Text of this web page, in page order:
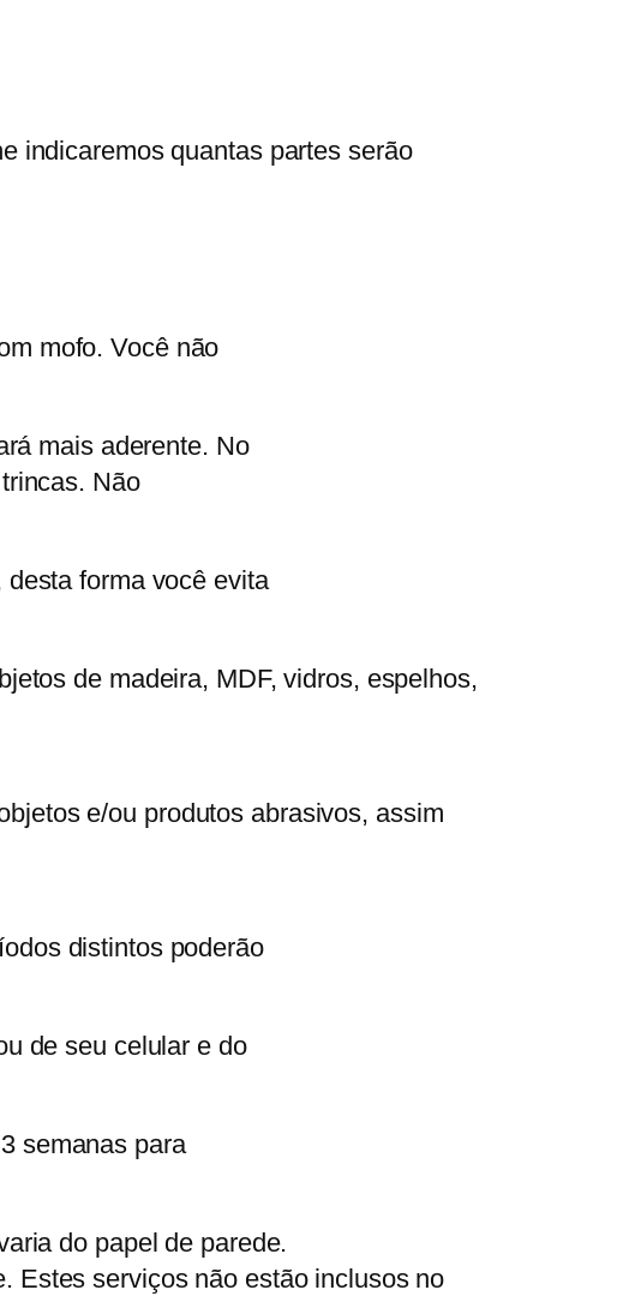
indicaremos quantas partes serão
mofo. Você não
mais aderente. No
Não
forma você evita
de madeira, MDF, vidros, espelhos,
e/ou produtos abrasivos, assim
distintos poderão
de seu celular e do
semanas para
do papel de parede.
Estes serviços não estão inclusos no